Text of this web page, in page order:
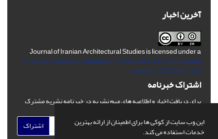
این وب سایت از کوکی ها برای اطمینان از ارائه بهترین
خدمات استفاده می کند.
آخرین اخبار
Journal of Iranian Architectural Studies is licensed under a
Creative Commons Attribution-ShareAlike 4.0 International
License. (CC BY-AA 4.0)
اشتراک خبرنامه
برای دریافت اخبار و اطلاعیه های مهم نشریه در خبرنامه نشریه مشترک
اشتراک